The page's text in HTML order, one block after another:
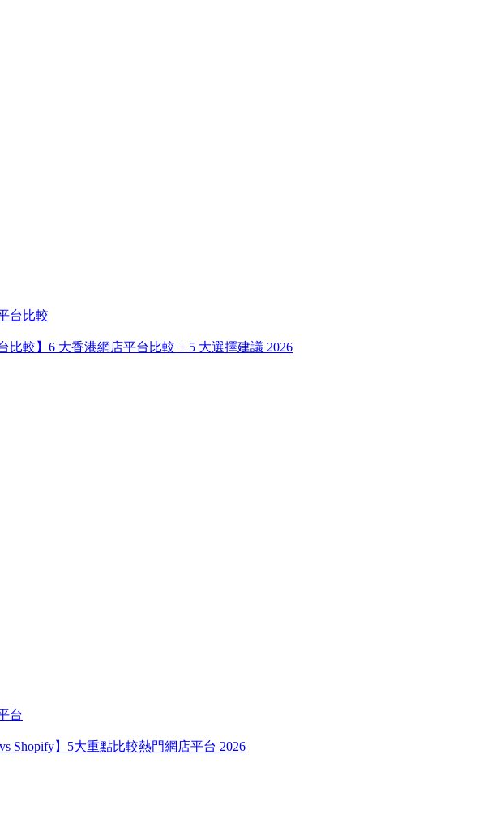
台比較
比較】6 大香港網店平台比較 + 5 大選擇建議 2026
台
Shopify】5大重點比較熱門網店平台 2026